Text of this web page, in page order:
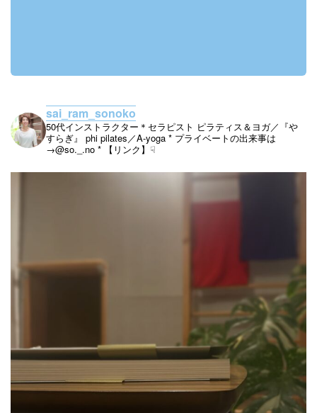
sai_ram_sonoko
50代インストラクター＊セラピスト ピラティス＆ヨガ／『や
すらぎ』
phi pilates／A-yoga * プライベートの出来事は
→@so._.no * 【リンク】☟